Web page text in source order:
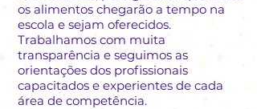
os alimentos chegarão a tempo na
escola e sejam oferecidos.
Trabalhamos com muita
transparência e seguimos as
orientações dos profissionais
capacitados e experientes de cada
área de competência.